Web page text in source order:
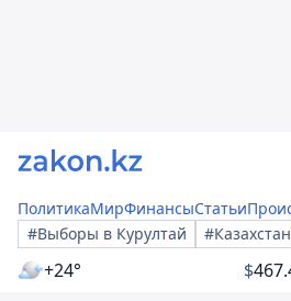
ПолитикаМирФинансыСтатьи
#Выборы в Курултай
+24° $